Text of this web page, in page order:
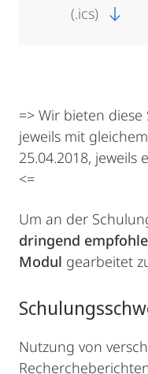
(.ics)
=> Wir bieten
jeweils mit
25.04.2018, jeweils
<=
Um an der
dringend
Modul gearbeitet
Nutzung von